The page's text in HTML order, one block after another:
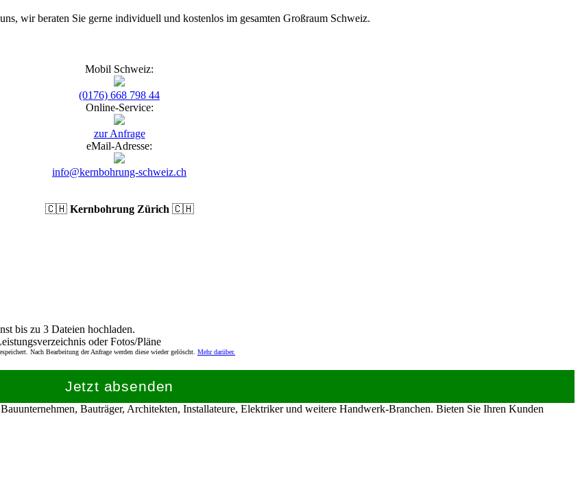
wir beraten Sie gerne individuell und kostenlos im gesamten Großraum Schweiz.
Mobil Schweiz:
(0176) 668 798 44
Online-Service:
zur Anfrage
eMail-Adresse:
info@kernbohrung-schweiz.ch
🇨🇭 Kernbohrung Zürich 🇨🇭
bis zu 3 Dateien hochladen.
oder Fotos/Pläne
Nach Bearbeitung der Anfrage werden diese wieder gelöscht. Mehr darüber.
Jetzt absenden
Bauträger, Architekten, Installateure, Elektriker und weitere Handwerk-Branchen. Bieten Sie Ihren Kunden